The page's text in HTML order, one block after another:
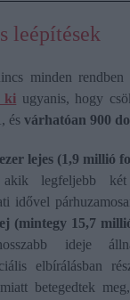
leépítések
minden rendben
ki ugyanis, hogy
és várhatóan 900
lejes (1,9 millió
akik legfeljebb
idővel
(mintegy 15,7
ideje
elbírálásban
betegedtek